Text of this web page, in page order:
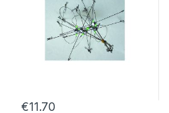
€11.70